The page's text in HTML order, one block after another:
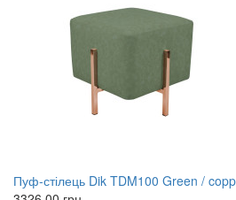
Пуф-стілець Dik TDM100 Green /